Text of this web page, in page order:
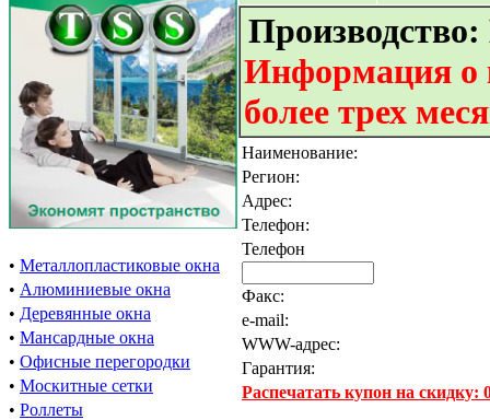
• Металлопластиковые окна
• Алюминиевые окна
• Деревянные окна
• Мансардные окна
• Офисные перегородки
• Москитные сетки
• Роллеты
Информация о
более трех
Наименование:
Регион:
Адрес:
Телефон:
Телефон
Факс:
e-mail:
WWW-адрес:
Гарантия:
Распечатать купон на скидку: